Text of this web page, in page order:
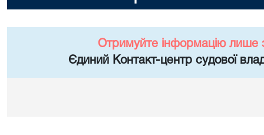
Отримуйте інформацію лише
Єдиний Контакт-центр судової